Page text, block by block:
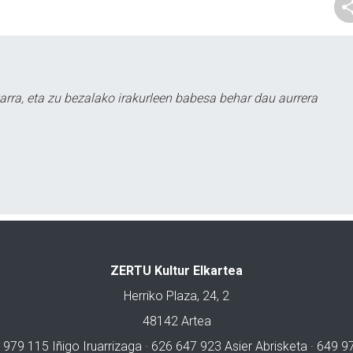
eta zu bezalako irakurleen babesa behar dau aurrera
ZERTU Kultur Elkartea
Herriko Plaza, 24, 2
48142 Artea
115 Iñigo Iruarrizaga · 626 647 923 Asier Abrisketa · 649